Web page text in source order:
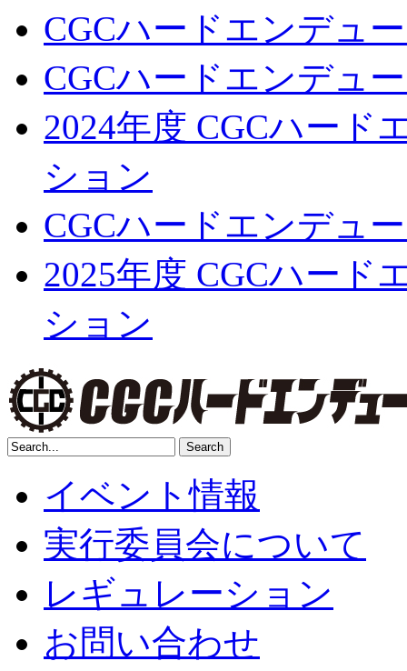
CGCハードエンデュ
CGCハードエンデュ
2024年度 CGCハード
ション
CGCハードエンデュ
2025年度 CGCハード
ション
イベント情報
実行委員会について
レギュレーション
お問い合わせ